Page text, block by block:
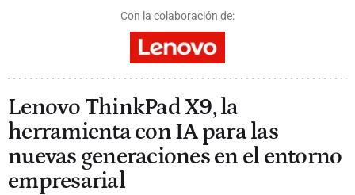
Con la colaboración de:
Lenovo ThinkPad X9, la
herramienta con IA para las
nuevas generaciones en el entorno
empresarial